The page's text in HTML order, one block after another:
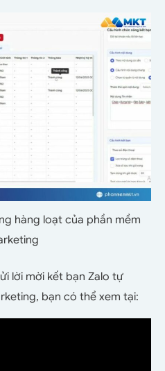
hàng loạt của phần mềm
lời mời kết bạn Zalo tự
bạn có thể xem tại: